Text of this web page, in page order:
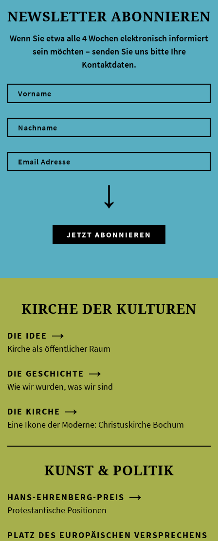
NEWSLETTER ABONNIEREN
Wenn Sie etwa alle 4 Wochen elektronisch informiert
sein möchten – senden Sie uns bitte Ihre
Kontaktdaten.
KIRCHE DER KULTUREN
DIE IDEE
Kirche als öffentlicher Raum
DIE GESCHICHTE
Wie wir wurden, was wir sind
DIE KIRCHE
Eine Ikone der Moderne: Christuskirche Bochum
KUNST & POLITIK
HANS-EHRENBERG-PREIS
Protestantische Positionen
PLATZ DES EUROPÄISCHEN VERSPRECHENS